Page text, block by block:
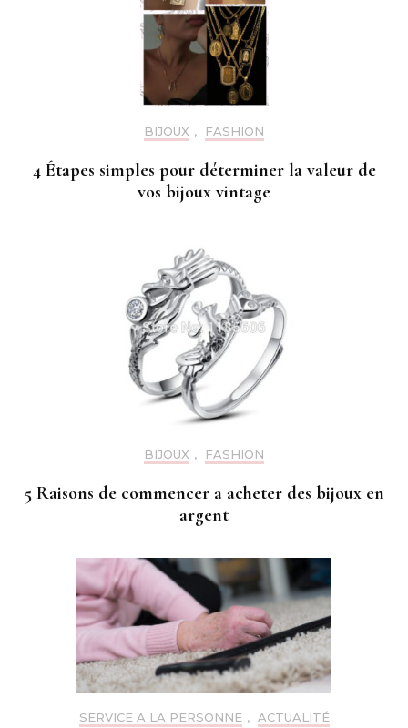
BIJOUX , FASHION
4 Étapes simples pour déterminer la valeur de
vos bijoux vintage
BIJOUX , FASHION
5 Raisons de commencer a acheter des bijoux en
argent
SERVICE A LA PERSONNE , ACTUALITÉ